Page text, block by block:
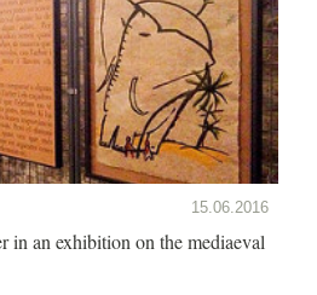
15.06.2016
in an exhibition on the mediaeval